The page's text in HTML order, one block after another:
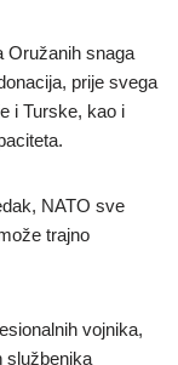
Oružanih snaga
prije svega
i Turske, kao i
NATO sve
trajno
vojnika,
službenika